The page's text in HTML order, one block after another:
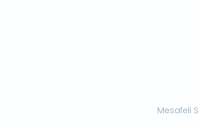
Mesafeli